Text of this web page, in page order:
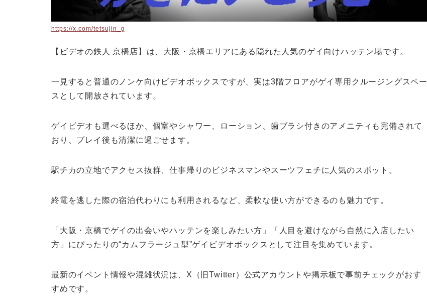
https://x.com/tetsujin_g
【ビデオの鉄人 京橋店】は、大阪・京橋エリアにある隠れた人気のゲイ向けハッテン場です。
一見すると普通のノンケ向けビデオボックスですが、実は3階フロアがゲイ専用クルージングスペー
スとして開放されています。
ゲイビデオも選べるほか、個室やシャワー、ローション、歯ブラシ付きのアメニティも完備されて
おり、プレイ後も清潔に過ごせます。
駅チカの立地でアクセス抜群、仕事帰りのビジネスマンやスーツフェチに人気のスポット。
終電を逃した際の宿泊代わりにも利用されるなど、柔軟な使い方ができるのも魅力です。
「大阪・京橋でゲイの出会いやハッテンを楽しみたい方」「人目を避けながら自然に入店したい
方」にぴったりの“カムフラージュ型”ゲイビデオボックスとして注目を集めています。
最新のイベント情報や混雑状況は、X（旧Twitter）公式アカウントや掲示板で事前チェックがおす
すめです。